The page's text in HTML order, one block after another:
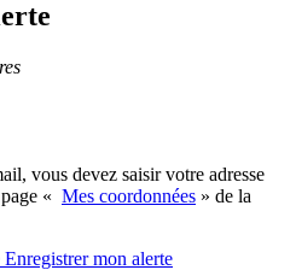
vous devez saisir votre adresse
« Mes coordonnées » de la
Enregistrermon alerte